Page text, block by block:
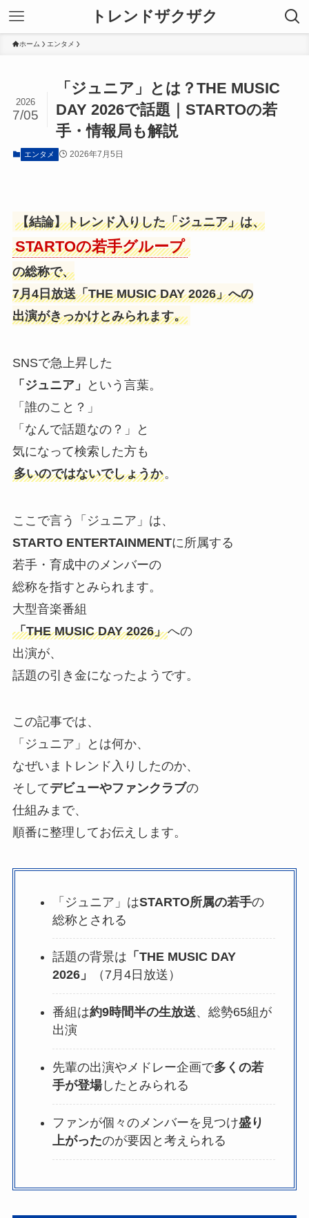
トレンドザクザク
ホーム エンタメ
「ジュニア」とは？THE MUSIC
DAY 2026で話題｜STARTOの若
手・情報局も解説
2026
7/05
エンタメ 2026年7月5日
【結論】トレンド入りした「ジュニア」は、
STARTOの若手グループ
の総称で、
7月4日放送「THE MUSIC DAY 2026」への
出演がきっかけとみられます。
SNSで急上昇した
「ジュニア」
という言葉。
「誰のこと？」
「なんで話題なの？」と
気になって検索した方も
多いのではないでしょうか。
ここで言う「ジュニア」は、
STARTO ENTERTAINMENTに所属する
若手・育成中のメンバーの
総称を指すとみられます。
大型音楽番組
「THE MUSIC DAY 2026」への
出演が、
話題の引き金になったようです。
この記事では、
「ジュニア」とは何か、
なぜいまトレンド入りしたのか、
そしてデビューやファンクラブの
仕組みまで、
順番に整理してお伝えします。
「ジュニア」はSTARTO所属の若手の
総称とされる
話題の背景は 「THE MUSIC DAY
2026」
（7月4日放送）
番組は約9時間半の生放送、総勢65組が
出演
先輩の出演やメドレー企画で多くの若
手が登場したとみられる
ファンが個々のメンバーを見つけ盛り
上がったのが要因と考えられる